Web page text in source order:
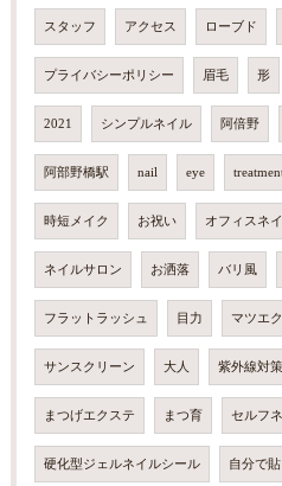
スタッフ アクセス ローブド
プライバシーポリシー 眉毛 形
2021 シンプルネイル 阿倍野
阿部野橋駅 nail eye
時短メイク お祝い オフィスネ
ネイルサロン お洒落 バリ風
フラットラッシュ 目力 マツエク
サンスクリーン 大人 紫外線対策
まつげエクステ まつ育 セルフ
硬化型ジェルネイルシール 自分で貼